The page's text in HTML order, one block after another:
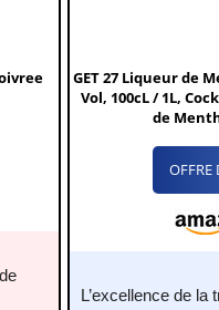
GET 27 Liqueur de
Vol, 100cL / 1L,
de
OFFRE
L’excellence de la